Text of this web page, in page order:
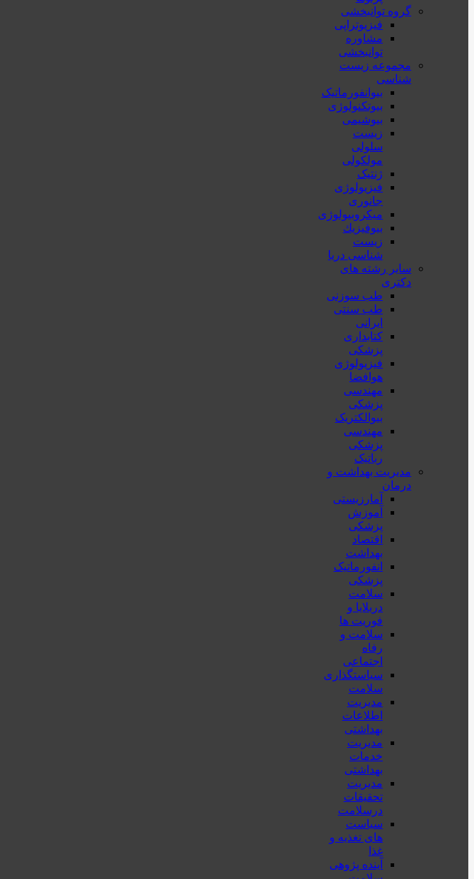
گروه توانبخشی
فیزیوتراپی
مشاوره
توانبخشی
مجموعه زیست
شناسی
بیوانفورماتیک
بیوتکنولوژی
بیوشیمی
زیست
سلولی
مولکولی
ژنتیک
فیزیولوژی
جانوری
میکروبیولوژی
بيوفيزيك
زیست
شناسی دریا
سایر رشته های
دکتری
طب سوزنی
طب سنتی
ایرانی
کتابداری
پزشکی
فیزیولوژی
هوافضا
مهندسی
پزشکی
بیوالکتریک
مهندسی
پزشکی
رباتیک
مدیریت بهداشت و
درمان
آمارزیستی
آموزش
پزشکی
اقتصاد
بهداشت
انفورماتیک
پزشکی
سلامت
دربلايا و
فوريت ها
سلامت و
رفاه
اجتماعی
سیاستگذاری
سلامت
مدیریت
اطلاعات
بهداشتی
مدیریت
خدمات
بهداشتی
مدیریت
تحقیقات
درسلامت
سیاست
های تغذیه و
غذا
آینده پژوهی